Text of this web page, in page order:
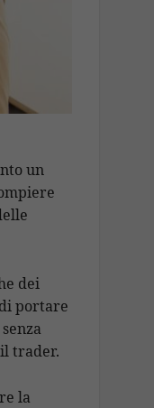
un
dei
portare
trader.
la